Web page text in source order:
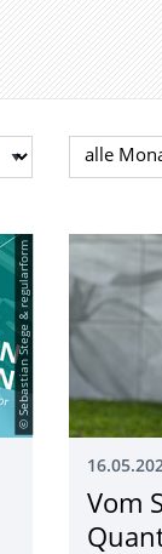
Monat
© Sebastian Stege & regularform
Vom